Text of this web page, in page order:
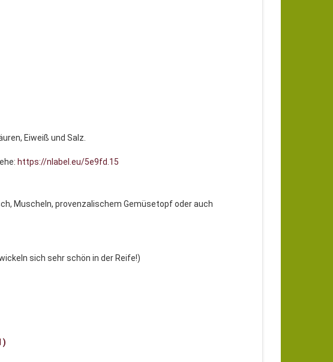
Eiweiß und Salz.
https://nlabel.eu/5e9fd.15
Muscheln, provenzalischem Gemüsetopf oder auch
sich sehr schön in der Reife!)
)